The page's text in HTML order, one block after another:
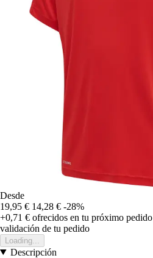
Desde
19,95 € 14,28 € -28%
+0,71 € ofrecidos en tu próximo pedido
validación de tu pedido
Loading...
Descripción